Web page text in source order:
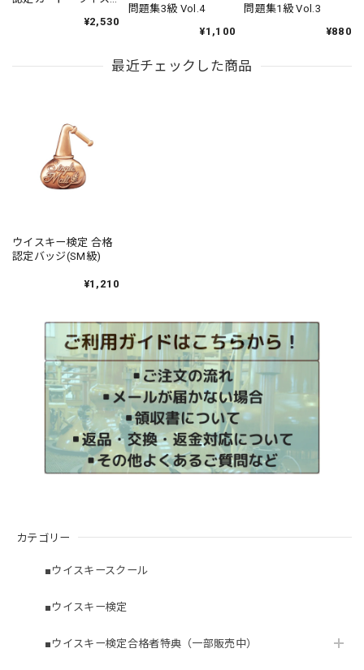
カテゴリー
■ウイスキースクール
■ウイスキー検定
■ウイスキー検定合格者特典（一部販売中）
（WM)級【申込期
下旬】
¥2,530
問題集3級 Vol.4
¥1,100
問題集1級 Vol.3
¥880
最近チェックした商品
ウイスキー検定 合格
認定バッジ(SM級)
¥1,210